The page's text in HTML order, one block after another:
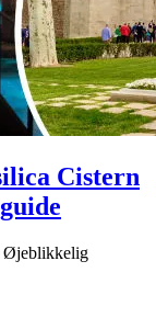
Cistern
Øjeblikkelig